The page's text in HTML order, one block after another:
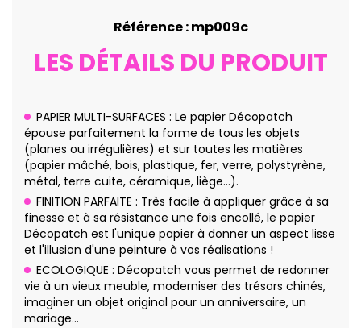
Référence : mp009c
LES DÉTAILS DU PRODUIT
PAPIER MULTI-SURFACES : Le papier Décopatch
épouse parfaitement la forme de tous les objets
(planes ou irrégulières) et sur toutes les matières
(papier mâché, bois, plastique, fer, verre, polystyrène,
métal, terre cuite, céramique, liège…).
FINITION PARFAITE : Très facile à appliquer grâce à sa
finesse et à sa résistance une fois encollé, le papier
Décopatch est l'unique papier à donner un aspect lisse
et l'illusion d'une peinture à vos réalisations !
ECOLOGIQUE : Décopatch vous permet de redonner
vie à un vieux meuble, moderniser des trésors chinés,
imaginer un objet original pour un anniversaire, un
mariage…